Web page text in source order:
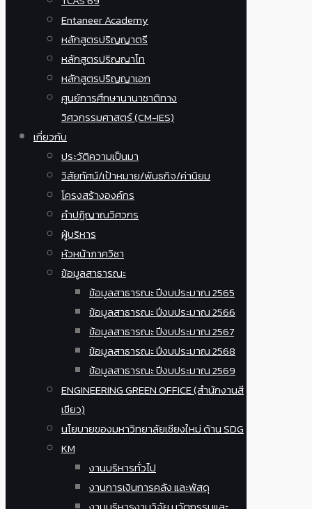
Entaneer Academy
หลักสูตรปริญญาตรี
หลักสูตรปริญญาโท
หลักสูตรปริญญาเอก
ศูนย์การศึกษานานาชาติทาง
วิศวกรรมศาสตร์ (CM-IES)
เกี่ยวกับ
ประวัติความเป็นมา
วิสัยทัศน์/เป้าหมาย/พันธกิจ/ค่านิยม
โครงสร้างองค์กร
คำปฏิญาณวิศวกร
ผู้บริหาร
หัวหน้าภาควิชา
ข้อมูลสาธารณะ
ข้อมูลสาธารณะ ปีงบประมาณ 2565
ข้อมูลสาธารณะ ปีงบประมาณ 2566
ข้อมูลสาธารณะ ปีงบประมาณ 2567
ข้อมูลสาธารณะ ปีงบประมาณ 2568
ข้อมูลสาธารณะ ปีงบประมาณ 2569
ENGINEERING GREEN OFFICE (สำนักงานสี
เขียว)
นโยบายของมหาวิทยาลัยเชียงใหม่ ด้าน SDG
KM
งานบริหารทั่วไป
งานการเงินการคลัง และพัสดุ